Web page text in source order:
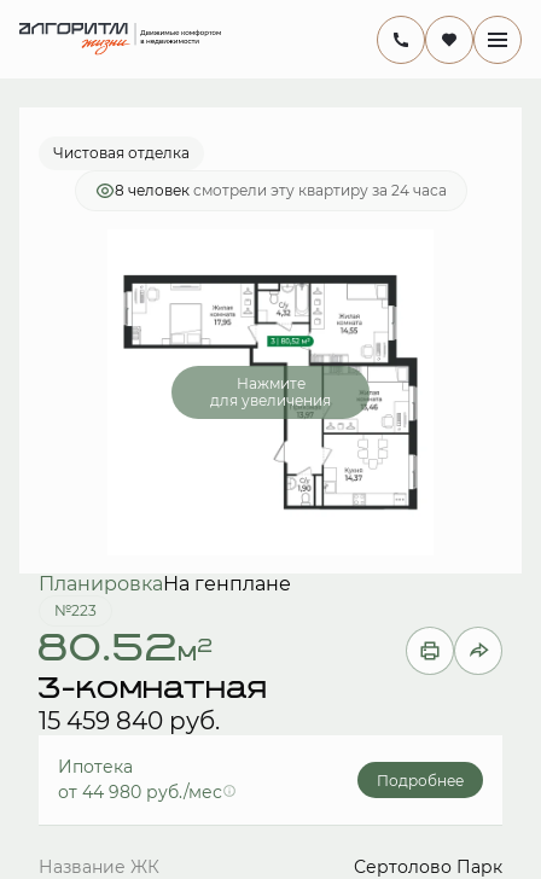
комнатная
15 459 840 руб.
от 44 980 руб./мес.
Чистовая отделка
8 человек смотрели эту квартиру за 24 часа
Нажмите
для увеличения
ПланировкаНа генплане
№223
80.52м2
3-комнатная
15 459 840 руб.
Ипотека
от 44 980 руб./мес
Подробнее
Название ЖК
Сертолово Парк